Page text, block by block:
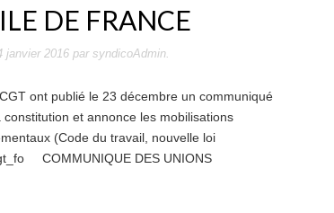
DE FRANCE
janvier 2016 par syndicoAdmin.
ont publié le 23 décembre un communiqué
et annonce les mobilisations
(Code du travail, nouvelle loi
COMMUNIQUE DES UNIONS